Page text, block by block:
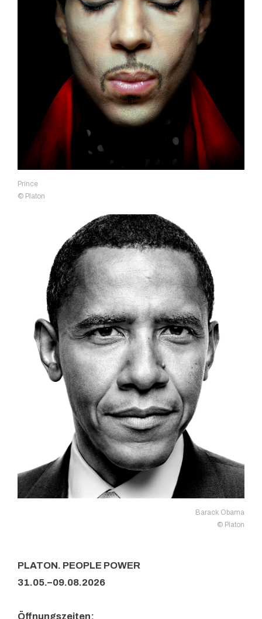
Prince
© Platon
Barack Obama
© Platon
PLATON. PEOPLE POWER
31.05.–09.08.2026
Öffnungszeiten: